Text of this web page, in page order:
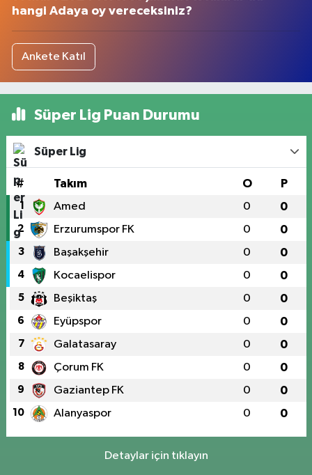
hangi Adaya oy vereceksiniz?
Ankete Katıl
Süper Lig Puan Durumu
Süper Lig
# Takım O P
1 Amed 0 0
2 Erzurumspor FK 0 0
3 Başakşehir 0 0
4 Kocaelispor 0 0
5 Beşiktaş 0 0
6 Eyüpspor 0 0
7 Galatasaray 0 0
8 Çorum FK 0 0
9 Gaziantep FK 0 0
10 Alanyaspor 0 0
Detaylar için tıklayın